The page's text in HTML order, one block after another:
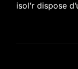
isol’r dispose